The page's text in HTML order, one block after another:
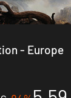
Standard Edition - Europe